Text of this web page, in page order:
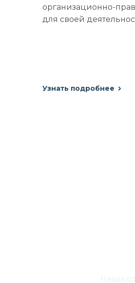
организационно-
для своей
Узнать подробнее
Наши